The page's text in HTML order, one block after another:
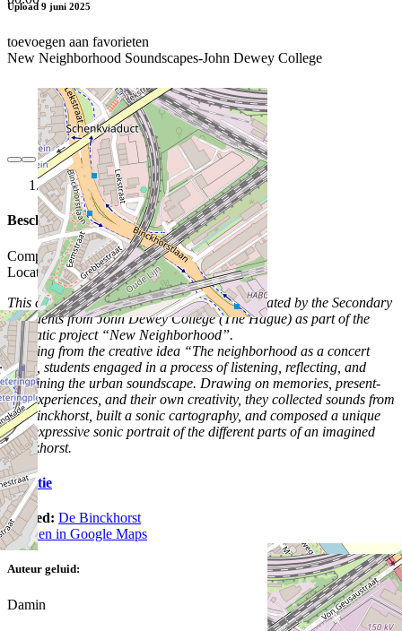
Upload 9 juni 2025
toevoegen aan favorieten
New Neighborhood Soundscapes-John Dewey College
Beschrijving
Composer: Damin
Location: Bridge at school
This collection of sound compositions was created by the Secondary
1 students from John Dewey College (The Hague) as part of the
thematic project “New Neighborhood”.
Working from the creative idea “The neighborhood as a concert
hall”, students engaged in a process of listening, reflecting, and
imagining the urban soundscape. Drawing on memories, present-
day experiences, and their own creativity, they collected sounds from
De Binckhorst, built a sonic cartography, and composed a unique
and expressive sonic portrait of the different parts of an imagined
Binckhorst.
Locatie
Gebied: De Binckhorst
Openen in Google Maps
Auteur geluid:
Damin